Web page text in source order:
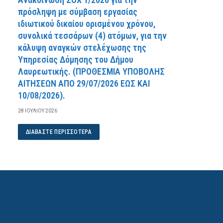
πρόσληψη με σύμβαση εργασίας
ιδιωτικού δικαίου ορισμένου χρόνου,
συνολικά τεσσάρων (4) ατόμων, για την
κάλυψη αναγκών στελέχωσης της
Υπηρεσίας Δόμησης του Δήμου
Λαυρεωτικής. (ΠPOΘEΣMIA YΠOBOΛHΣ
AITHΣEΩN AΠO 29/07/2026 EΩΣ KAI
10/08/2026).
28 ΙΟΥΛΊΟΥ 2026
ΔΙΑΒΆΣΤΕ ΠΕΡΙΣΣΌΤΕΡΑ